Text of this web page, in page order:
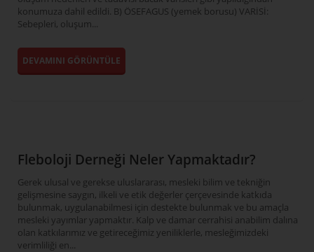
konumuza dahil edildi. B) ÖSEFAGUS (yemek borusu) VARİSİ:
Sebepleri, oluşum...
DEVAMINI GÖRÜNTÜLE
Fleboloji Derneği Neler Yapmaktadır?
Gerek ulusal ve gerekse uluslararası, mesleki bilim ve tekniğin
gelişmesine saygın, ilkeli ve etik değerler çerçevesinde katkıda
bulunmak, uygulanabilmesi için destekte bulunmak ve bu amaçla
mesleki yayımlar yapmaktır. Kalp ve damar cerrahisi anabilim dalına
olan katkılarımız ve getireceğimiz yeniliklerle, mesleğimizdeki
verimliliği en...